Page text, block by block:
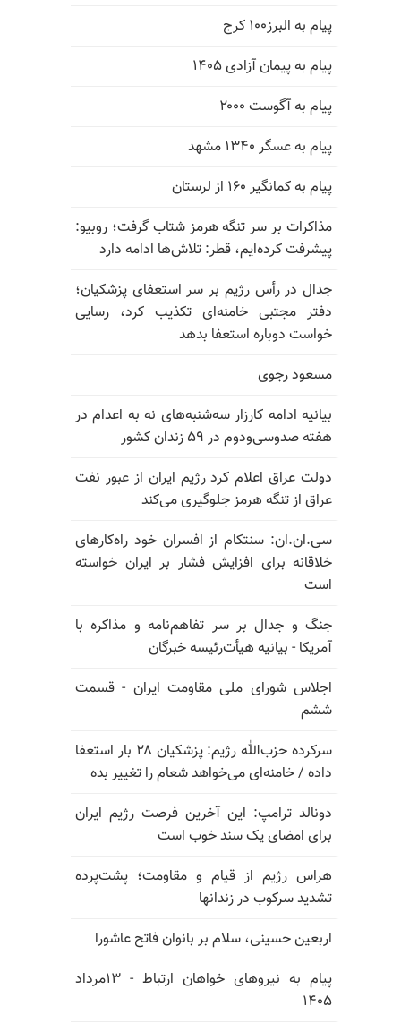
پیام به البرز۱۰۰ کرج
پیام به پیمان آزادی ۱۴۰۵
پیام به آگوست ۲۰۰۰
پیام به عسگر ۱۳۴۰ مشهد
پیام به کمانگیر ۱۶۰ از لرستان
مذاکرات بر سر تنگه هرمز شتاب گرفت؛ روبیو:
پیشرفت کرده‌ایم، قطر: تلاش‌ها ادامه دارد
جدال در رأس رژیم بر سر استعفای پزشکیان؛
دفتر مجتبی خامنه‌ای تکذیب کرد، رسایی
خواست دوباره استعفا بدهد
مسعود رجوی
بیانیه ادامه کارزار سه‌شنبه‌های نه به اعدام در
هفته صدوسی‌و‌دوم در ۵۹ زندان کشور
دولت عراق اعلام کرد رژیم ایران از عبور نفت
عراق از تنگه هرمز جلوگیری می‌کند
سی.ان.ان: سنتکام از افسران خود راه‌کارهای
خلاقانه برای افزایش فشار بر ایران خواسته
است
جنگ و جدال بر سر تفاهم‌نامه و مذاکره با
آمریکا - بیانیه هیأت‌رئیسه خبرگان
اجلاس شورای ملی مقاومت ایران - قسمت
ششم
سرکرده حزب‌الله رژیم: پزشکیان ۲۸ بار استعفا
داده / خامنه‌ای می‌خواهد شعام را تغییر بده
دونالد ترامپ: این آخرین فرصت رژیم ایران
برای امضای یک سند خوب است
هراس رژیم از قیام و مقاومت؛ پشت‌پرده
تشدید سرکوب در زندانها
اربعین حسینی، سلام بر بانوان فاتح عاشورا
پیام به نیروهای خواهان ارتباط - ۱۳مرداد
۱۴۰۵